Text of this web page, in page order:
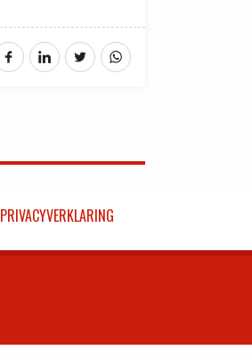
PRIVACYVERKLARING